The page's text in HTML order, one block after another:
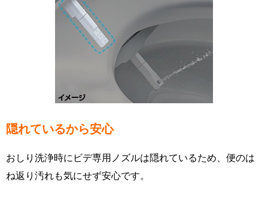
隠れているから安心
おしり洗浄時にビデ専用ノズルは隠れているため、便のは
ね返り汚れも気にせず安心です。